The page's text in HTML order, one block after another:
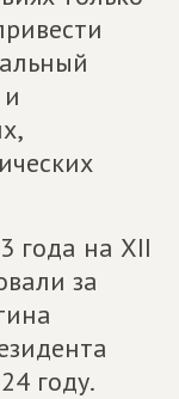
года на XII
за
году.